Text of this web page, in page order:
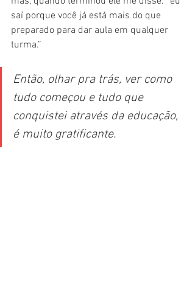
saí porque você já está mais do que
preparado para dar aula em qualquer
turma.”
Então, olhar pra trás, ver como
tudo começou e tudo que
conquistei através da educação,
é muito gratificante.